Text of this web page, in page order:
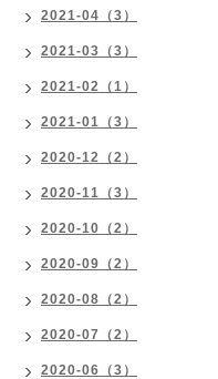
2021-04（3）
2021-03（3）
2021-02（1）
2021-01（3）
2020-12（2）
2020-11（3）
2020-10（2）
2020-09（2）
2020-08（2）
2020-07（2）
2020-06（3）